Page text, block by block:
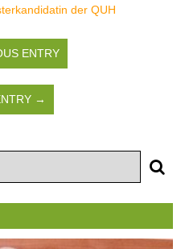
der QUH
ENTRY
→